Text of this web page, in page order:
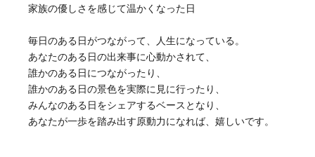
家族の優しさを感じて温かくなった日
毎日のある日がつながって、人生になっている。
あなたのある日の出来事に心動かされて、
誰かのある日につながったり、
誰かのある日の景色を実際に見に行ったり、
みんなのある日をシェアするベースとなり、
あなたが一歩を踏み出す原動力になれば、嬉しいです。